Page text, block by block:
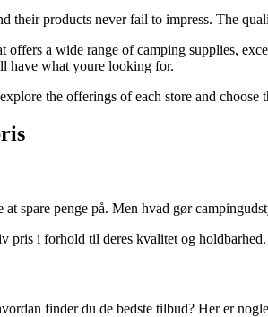
products never fail to impress. The
a wide range of camping supplies,
have what youre looking for.
the offerings of each store and
spare penge på. Men hvad gør
i forhold til deres kvalitet og
finder du de bedste tilbud? Her er